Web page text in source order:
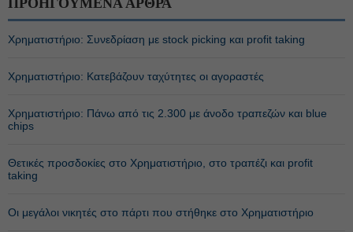
ΠΡΟΗΓΟΥΜΕΝΑ ΑΡΘΡΑ
Χρηματιστήριο: Συνεδρίαση με stock picking και profit taking
Χρηματιστήριο: Κατεβάζουν ταχύτητες οι αγοραστές
Χρηματιστήριο: Πάνω από τις 2.300 με άνοδο τραπεζών και blue
chips
Θετικές προσδοκίες στο Χρηματιστήριο, στο τραπέζι και profit
taking
Οι μεγάλοι νικητές στο πάρτι που στήθηκε στο Χρηματιστήριο